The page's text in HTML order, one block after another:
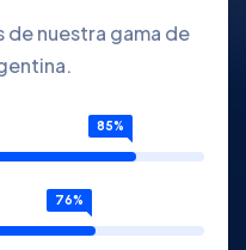
de nuestra gama de
85%
76%